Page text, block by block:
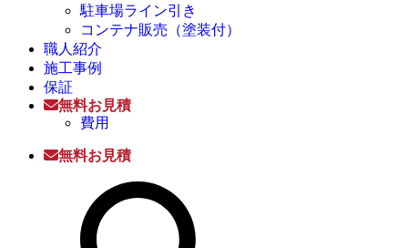
駐車場ライン引き
コンテナ販売（塗装付）
職人紹介
施工事例
保証
無料お見積
費用
無料お見積